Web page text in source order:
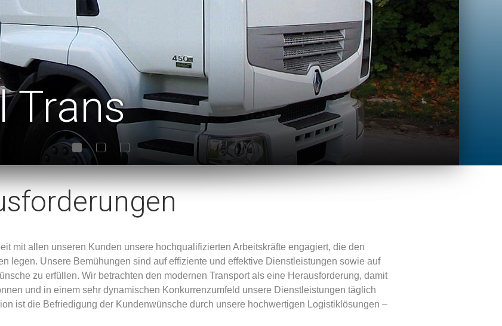
Trans
1 2 3
mit allen unseren Kunden unsere hochqualifizierten Arbeitskräfte engagiert, die den
legen. Unsere Bemühungen sind auf effiziente und effektive Dienstleistungen sowie auf
zu erfüllen. Wir betrachten den modernen Transport als eine Herausforderung, damit
und in einem sehr dynamischen Konkurrenzumfeld unsere Dienstleistungen täglich
ist die Befriedigung der Kundenwünsche durch unsere hochwertigen Logistiklösungen –